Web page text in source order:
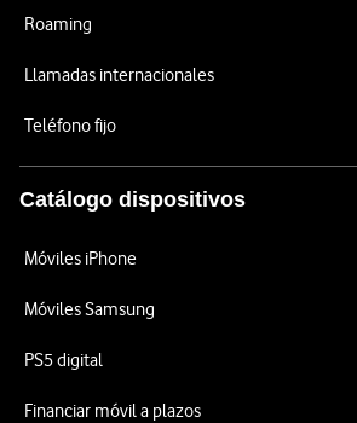
Roaming
Llamadas internacionales
Teléfono fijo
Catálogo dispositivos
Móviles iPhone
Móviles Samsung
PS5 digital
Financiar móvil a plazos